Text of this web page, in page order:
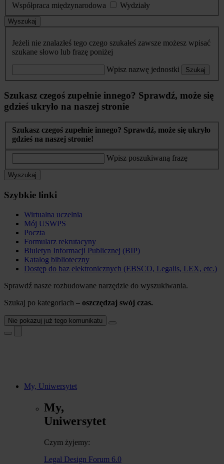
Współpraca międzynarodowa
Wydziały
Wyszukaj
Jeżeli nie znalazłeś tego czego szukałeś zawsze możesz wpisać
szukane słowo lub frazę poniżej
Wpisz nazwę jednostki Szukaj
Szukasz czegoś zupełnie innego? Sprawdź, może się
gdzieś ukryło na naszej stronie
Szukasz czegoś zupełnie innego? Sprawdź, może się ukryło
gdzieś na naszej stronie!
Wpisz poszukiwaną frazę
Wyszukaj
Szybkie linki
Wirtualna uczelnia
Mój USWPS
Poczta
Formularz rekrutacyny
Biuletyn Informacji Publicznej (BIP)
Katalog biblioteczny
Dostęp do baz elektronicznych (EBSCO, Legalis, LEX, etc.)
Sprawdź nasze rozbudowane narzędzie do wyszukiwania.
Szukaj po kategoriach – oszczędzaj swój czas.
Nie pokazuj już tego komunikatu
My, Uniwersytet
My,
Uniwersytet
Czym żyjemy:
Legal Design Forum 6.0